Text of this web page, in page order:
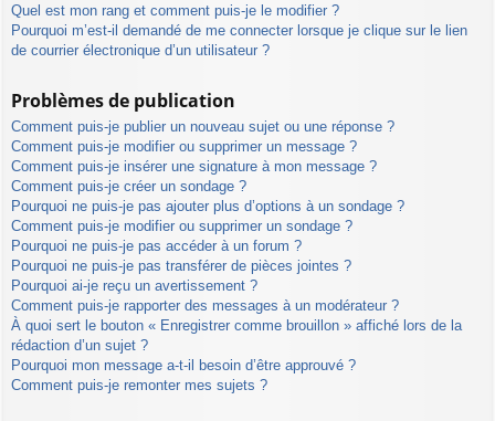
Quel est mon rang et comment puis-je le modifier ?
Pourquoi m’est-il demandé de me connecter lorsque je clique sur le lien
de courrier électronique d’un utilisateur ?
Problèmes de publication
Comment puis-je publier un nouveau sujet ou une réponse ?
Comment puis-je modifier ou supprimer un message ?
Comment puis-je insérer une signature à mon message ?
Comment puis-je créer un sondage ?
Pourquoi ne puis-je pas ajouter plus d’options à un sondage ?
Comment puis-je modifier ou supprimer un sondage ?
Pourquoi ne puis-je pas accéder à un forum ?
Pourquoi ne puis-je pas transférer de pièces jointes ?
Pourquoi ai-je reçu un avertissement ?
Comment puis-je rapporter des messages à un modérateur ?
À quoi sert le bouton « Enregistrer comme brouillon » affiché lors de la
rédaction d’un sujet ?
Pourquoi mon message a-t-il besoin d’être approuvé ?
Comment puis-je remonter mes sujets ?